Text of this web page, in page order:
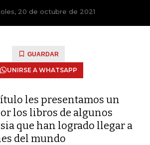
20 de octubre de 2021
GUARDAR
UNIRSE A WHATSAPP
les presentamos un
los libros de algunos
que han logrado llegar a
del mundo